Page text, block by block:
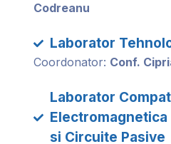
Codreanu
Laborator
Coordonator: Conf.
Laborator
si Circuite Pasive